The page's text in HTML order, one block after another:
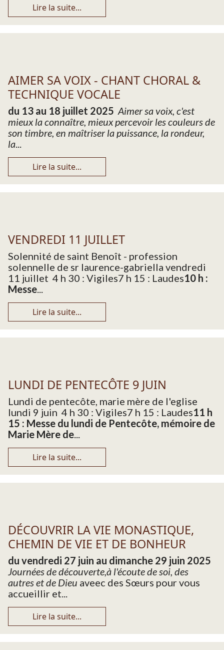
Lire la suite...
AIMER SA VOIX - CHANT CHORAL &
TECHNIQUE VOCALE
du 13 au 18 juillet 2025 Aimer sa voix, c'est
mieux la connaître, mieux percevoir les couleurs de
son timbre, en maîtriser la puissance, la rondeur,
la...
Lire la suite...
VENDREDI 11 JUILLET
Solennité de saint Benoît - profession
solennelle de sr laurence-gabriella vendredi
11 juillet 4 h 30 : Vigiles7 h 15 : Laudes10 h :
Messe...
Lire la suite...
LUNDI DE PENTECÔTE 9 JUIN
Lundi de pentecôte, marie mère de l'eglise
lundi 9 juin 4 h 30 : Vigiles7 h 15 : Laudes11 h
15 : Messe du lundi de Pentecôte, mémoire de
Marie Mère de...
Lire la suite...
DÉCOUVRIR LA VIE MONASTIQUE,
CHEMIN DE VIE ET DE BONHEUR
du vendredi 27 juin au dimanche 29 juin 2025
Journées de découverte,à l'écoute de soi, des
autres et de Dieu aveec des Sœurs pour vous
accueillir et...
Lire la suite...